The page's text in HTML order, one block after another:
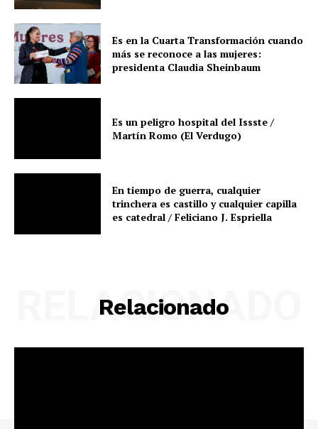
Es en la Cuarta Transformación cuando
más se reconoce a las mujeres:
presidenta Claudia Sheinbaum
Es un peligro hospital del Issste /
Martín Romo (El Verdugo)
En tiempo de guerra, cualquier
trinchera es castillo y cualquier capilla
es catedral / Feliciano J. Espriella
Relacionado
RELACIONADO